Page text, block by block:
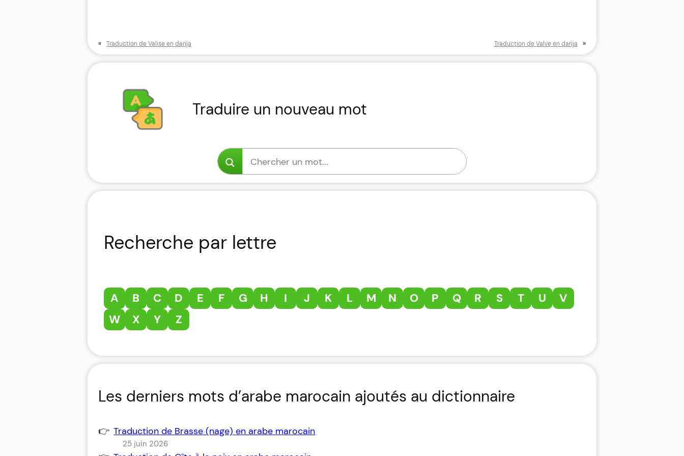
« Traduction de Valise en darija Traduction de Valve en darija »
Traduire un nouveau mot
Recherche par lettre
A B C D E F G H I J K L M N O P Q R S T U
V
W
X Y Z
Les derniers mots d’arabe marocain ajoutés au dictionnaire
Traduction de Brasse (nage) en arabe marocain
25 juin 2026